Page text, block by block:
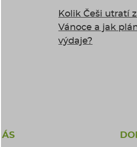
Kolik Češi utratí
Vánoce a jak
výdaje?